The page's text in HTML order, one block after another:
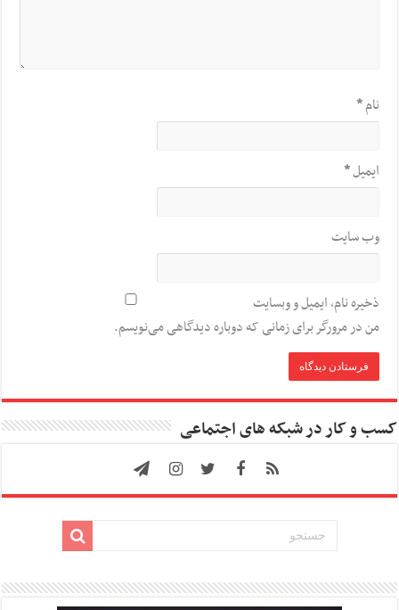
نام*
ایمیل*
وب‌ سایت
ذخیره نام، ایمیل و وبسایت
من در مرورگر برای زمانی که دوباره دیدگاهی می‌نویسم.
کسب و کار در شبکه های اجتماعی